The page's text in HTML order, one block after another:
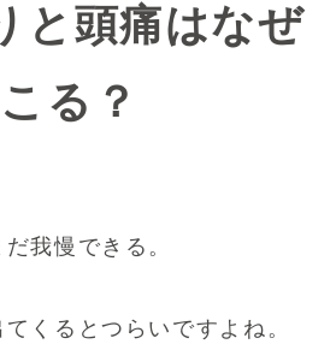
と頭痛はなぜ
る？
我慢できる。
くるとつらいですよね。